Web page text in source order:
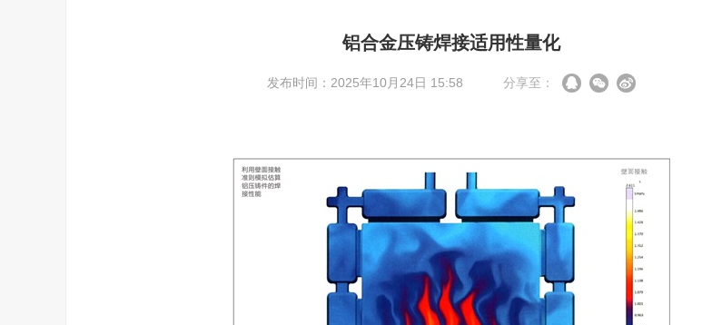
铝合金压铸焊接适用性量化
发布时间：2025年10月24日 15:58 分享至：